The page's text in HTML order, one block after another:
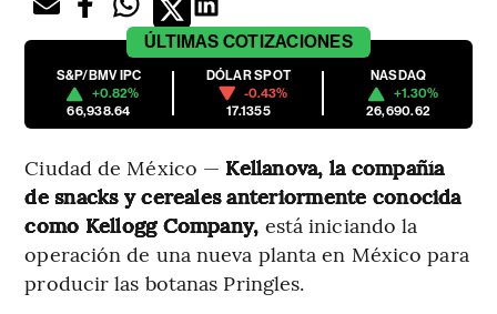
ÚLTIMAS COTIZACIONES
S&P/BMV IPC
+0.82%
66,938.64
DÓLAR SPOT
-0.43%
17.1355
NASDAQ
+1.30%
26,690.62
Ciudad de México — Kellanova, la compañía
de snacks y cereales anteriormente conocida
como Kellogg Company, está iniciando la
operación de una nueva planta en México para
producir las botanas Pringles.